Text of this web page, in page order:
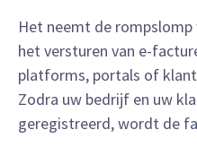
Het neemt de
het versturen van e-
platforms, portals of
Zodra uw bedrijf en uw
geregistreerd, wordt de